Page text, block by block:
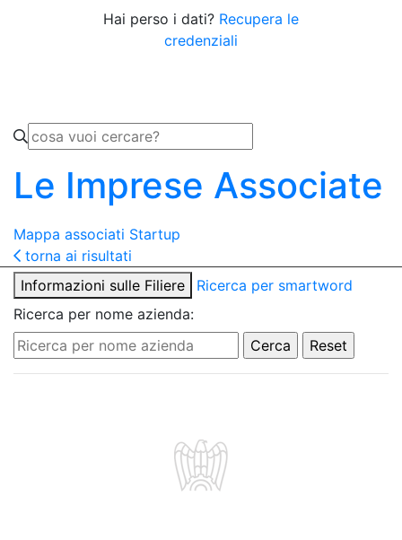
Hai perso i dati? Recupera le
credenziali
Le Imprese Associate
Mappa associati Startup
torna ai risultati
Informazioni sulle Filiere
Ricerca per smartword
Ricerca per nome azienda: